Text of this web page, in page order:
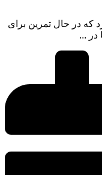
که در حال تمرین برای